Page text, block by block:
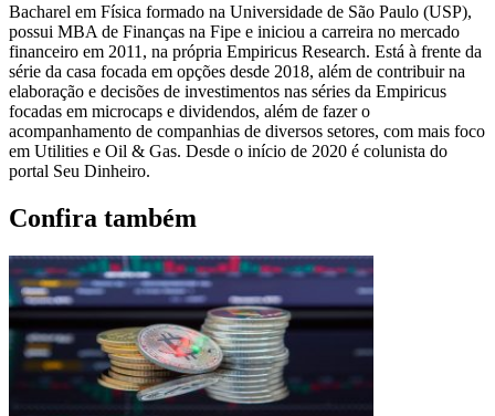
Bacharel em Física formado na Universidade de São Paulo (USP),
possui MBA de Finanças na Fipe e iniciou a carreira no mercado
financeiro em 2011, na própria Empiricus Research. Está à frente da
série da casa focada em opções desde 2018, além de contribuir na
elaboração e decisões de investimentos nas séries da Empiricus
focadas em microcaps e dividendos, além de fazer o
acompanhamento de companhias de diversos setores, com mais foco
em Utilities e Oil & Gas. Desde o início de 2020 é colunista do
portal Seu Dinheiro.
Confira também